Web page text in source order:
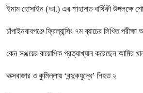
ইমাম হোসাইন (আ.) এর শাহাদাত বার্ষিকী উপলক্ষে
চাঁপাইনবাবগঞ্জে ফ্রিল্যান্সিং ৭ম ব্যাচের লিখিত পরীক্ষা
কেন সঞ্জয়ের বায়োপিক প্রত্যাখ্যান করেছেন আমির
কক্সবাজার ও কুমিল্লায় ‘বন্দুকযুদ্ধে’ নিহত ২